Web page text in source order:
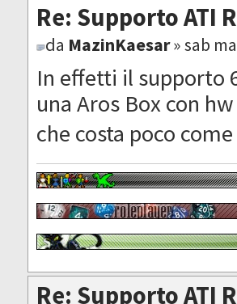
Re: Supporto ATI
da MazinKaesar» sab
In effetti il supporto
una Aros Box con
che costa poco
Re: Supporto ATI